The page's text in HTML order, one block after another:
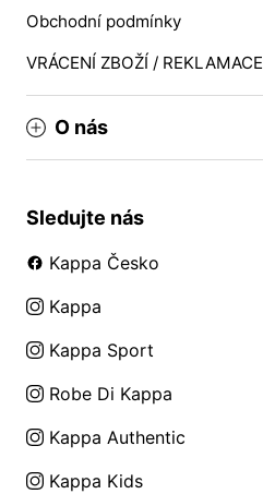
Obchodní podmínky
VRÁCENÍ ZBOŽÍ / REKLAMACE
O nás
Sledujte nás
Kappa Česko
Kappa
Kappa Sport
Robe Di Kappa
Kappa Authentic
Kappa Kids